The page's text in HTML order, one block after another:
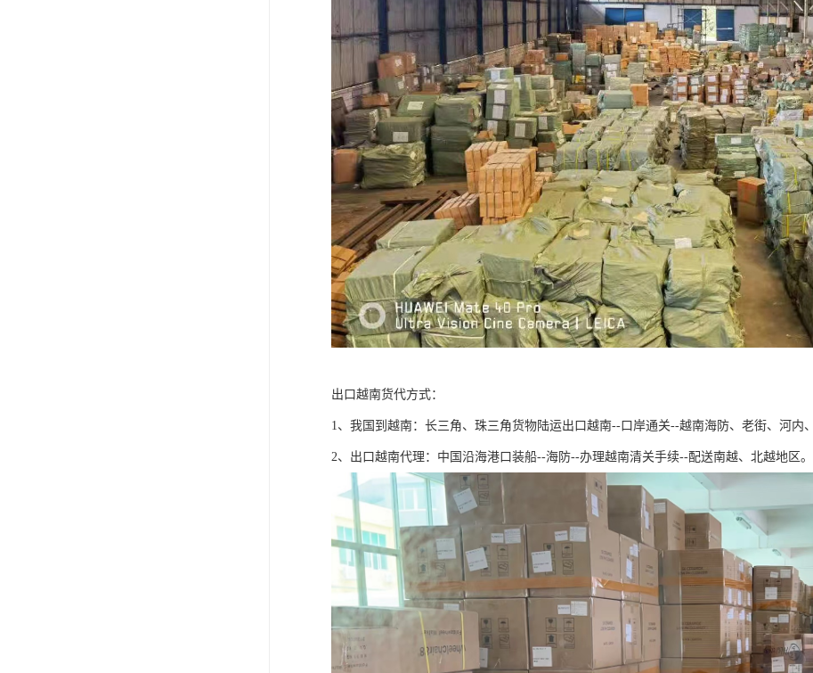
出口越南货代方式：
1、我国到越南：长三角、珠三角货物陆运出口越南--口岸通关--越南海防、老街、河内
2、出口越南代理：中国沿海港口装船--海防--办理越南清关手续--配送南越、北越地区。